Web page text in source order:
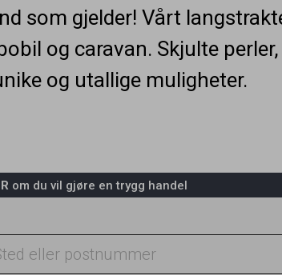
som gjelder! Vårt
og caravan. Skjulte
og utallige muligheter.
om du vil gjøre en trygg handel